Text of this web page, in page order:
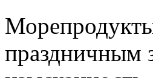
праздничным